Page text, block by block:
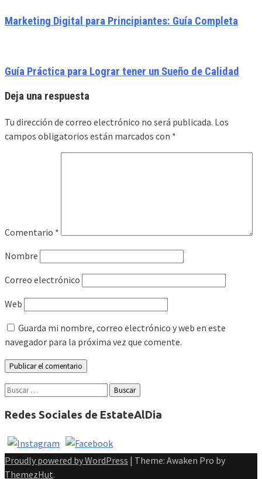
Marketing Digital para Principiantes: Guía Completa
Guía Práctica para Lograr tener un Sueño de Calidad
Deja una respuesta
Tu dirección de correo electrónico no será publicada. Los
campos obligatorios están marcados con *
Comentario *
Nombre
Correo electrónico
Web
Guarda mi nombre, correo electrónico y web en este
navegador para la próxima vez que comente.
Buscar:
Redes Sociales de EstateAlDia
Proudly powered by WordPress | Theme: Awaken Pro by
ThemezHut.